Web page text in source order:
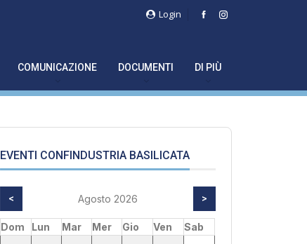
Login
COMUNICAZIONE DOCUMENTI DI PIÙ
EVENTI CONFINDUSTRIA BASILICATA
< Agosto 2026 >
Dom Lun Mar Mer Gio Ven
Sab